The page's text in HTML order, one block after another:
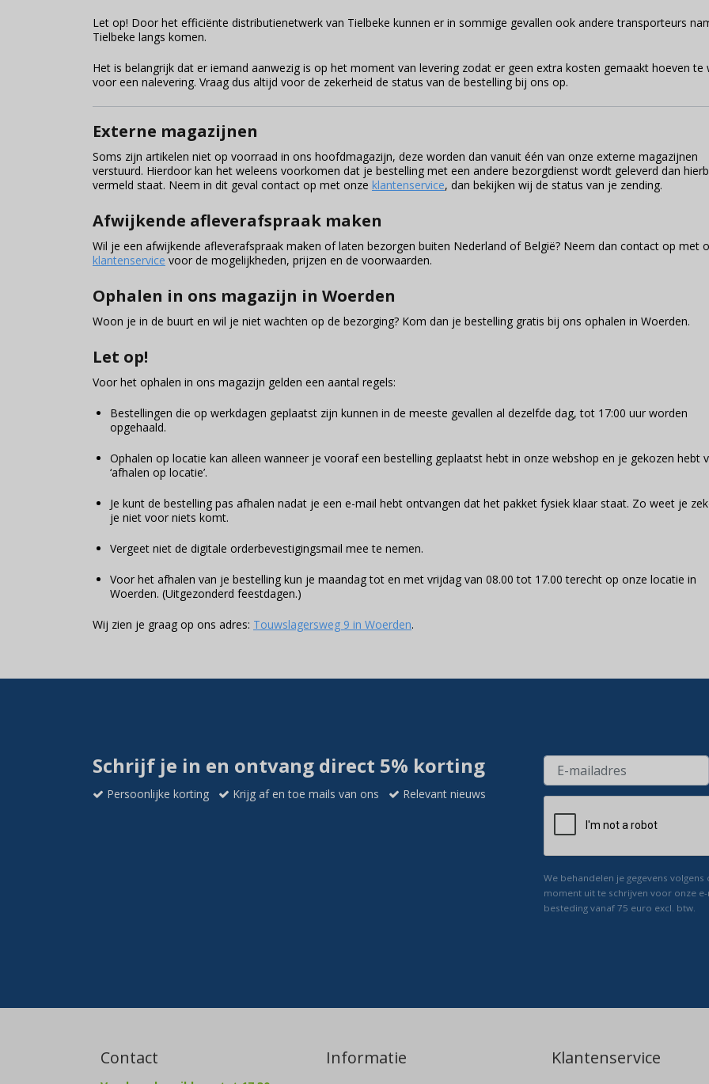
Let op! Door het efficiënte distributienetwerk van Tielbeke kunnen er in sommige gevallen ook andere transporteurs
Tielbeke langs komen.
Het is belangrijk dat er iemand aanwezig is op het moment van levering zodat er geen extra kosten gemaakt hoeven te
voor een nalevering. Vraag dus altijd voor de zekerheid de status van de bestelling bij ons op.
Externe magazijnen
Soms zijn artikelen niet op voorraad in ons hoofdmagazijn, deze worden dan vanuit één van onze externe magazijnen
verstuurd. Hierdoor kan het weleens voorkomen dat je bestelling met een andere bezorgdienst wordt geleverd dan
vermeld staat. Neem in dit geval contact op met onze klantenservice, dan bekijken wij de status van je zending.
Afwijkende afleverafspraak maken
Wil je een afwijkende afleverafspraak maken of laten bezorgen buiten Nederland of België? Neem dan contact op met
klantenservice voor de mogelijkheden, prijzen en de voorwaarden.
Ophalen in ons magazijn in Woerden
Woon je in de buurt en wil je niet wachten op de bezorging? Kom dan je bestelling gratis bij ons ophalen in Woerden.
Let op!
Voor het ophalen in ons magazijn gelden een aantal regels:
Bestellingen die op werkdagen geplaatst zijn kunnen in de meeste gevallen al dezelfde dag, tot 17:00 uur worden
opgehaald.
Ophalen op locatie kan alleen wanneer je vooraf een bestelling geplaatst hebt in onze webshop en je gekozen hebt
‘afhalen op locatie’.
Je kunt de bestelling pas afhalen nadat je een e-mail hebt ontvangen dat het pakket fysiek klaar staat. Zo weet je
je niet voor niets komt.
Vergeet niet de digitale orderbevestigingsmail mee te nemen.
Voor het afhalen van je bestelling kun je maandag tot en met vrijdag van 08.00 tot 17.00 terecht op onze locatie in
Woerden. (Uitgezonderd feestdagen.)
Wij zien je graag op ons adres: Touwslagersweg 9 in Woerden.
Schrijf je in en ontvang direct 5% korting
Persoonlijke korting Krijg af en toe mails van ons Relevant nieuws
We behandelen je gegevens volgens
moment uit te schrijven voor onze
besteding vanaf 75 euro excl. btw.
Contact Informatie Klantenservice